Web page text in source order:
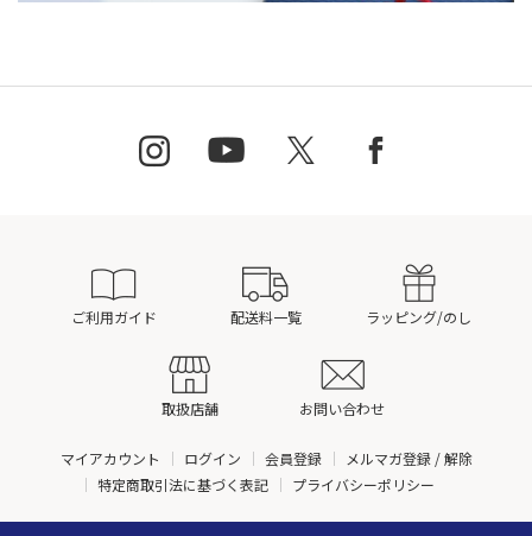
ご利用ガイド 配送料一覧 ラッピング/のし
取扱店舗 お問い合わせ
マイアカウント ログイン 会員登録
メルマガ登録 / 解除
特定商取引法に基づく表記
プライバシーポリシー